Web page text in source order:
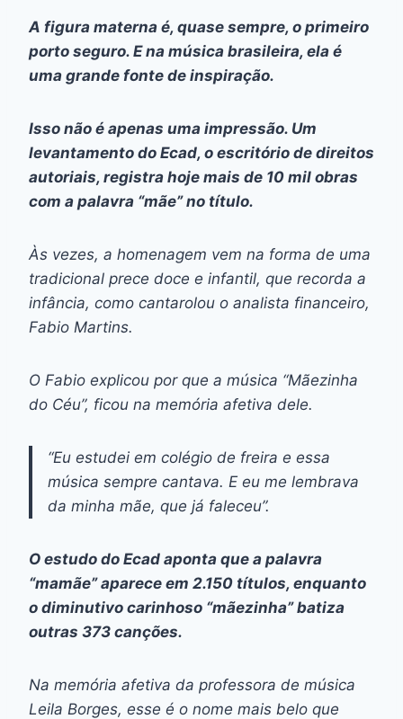
A figura materna é, quase sempre, o primeiro
porto seguro. E na música brasileira, ela é
uma grande fonte de inspiração.
Isso não é apenas uma impressão. Um
levantamento do Ecad, o escritório de direitos
autoriais, registra hoje mais de 10 mil obras
com a palavra “mãe” no título.
Às vezes, a homenagem vem na forma de uma
tradicional prece doce e infantil, que recorda a
infância, como cantarolou o analista financeiro,
Fabio Martins.
O Fabio explicou por que a música “Mãezinha
do Céu”, ficou na memória afetiva dele.
“Eu estudei em colégio de freira e essa
música sempre cantava. E eu me lembrava
da minha mãe, que já faleceu”.
O estudo do Ecad aponta que a palavra
“mamãe” aparece em 2.150 títulos, enquanto
o diminutivo carinhoso “mãezinha” batiza
outras 373 canções.
Na memória afetiva da professora de música
Leila Borges, esse é o nome mais belo que